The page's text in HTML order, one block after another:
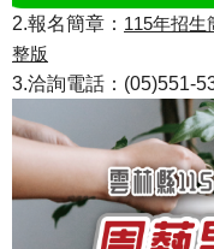
2.報名簡章： 115年招生
整版
3.洽詢電話：(05)551-